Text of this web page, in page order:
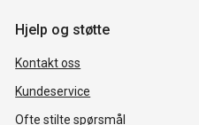
Hjelp og støtte
Kontakt oss
Kundeservice
Ofte stilte spørsmål